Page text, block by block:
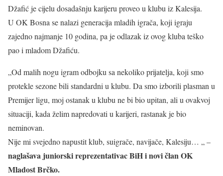
Džafić je cijelu dosadašnju karijeru proveo u klubu iz Kalesija.
U OK Bosna se nalazi generacija mladih igrača, koji igraju
zajedno najmanje 10 godina, pa je odlazak iz ovog kluba teško
pao i mladom Džafiću.
„Od malih nogu igram odbojku sa nekoliko prijatelja, koji smo
protekle sezone bili standardni u klubu. Da smo izborili plasman u
Premijer ligu, moj ostanak u klubu ne bi bio upitan, ali u ovakvoj
situaciji, kada želim napredovati u karijeri, rastanak je bio
neminovan.
Nije mi svejedno napustit klub, suigrače, navijače, Kalesiju… „ –
naglašava juniorski reprezentativac BiH i novi član OK
Mladost Brčko.